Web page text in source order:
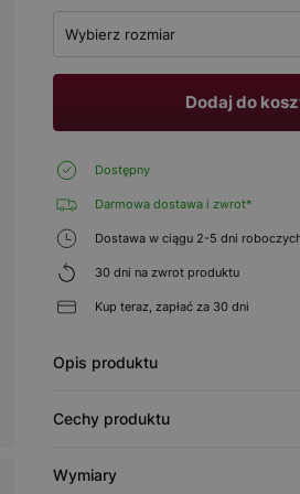
Wybierz rozmiar
Dodaj do
Dostępny
Darmowa dostawa i zwrot*
Dostawa w ciągu 2-5 dni
30 dni na zwrot produktu
Kup teraz, zapłać za 30 dni
Opis produktu
Cechy produktu
Wymiary